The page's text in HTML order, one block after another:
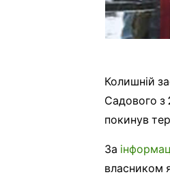
Колишній
Садового з
покинув
За
власником